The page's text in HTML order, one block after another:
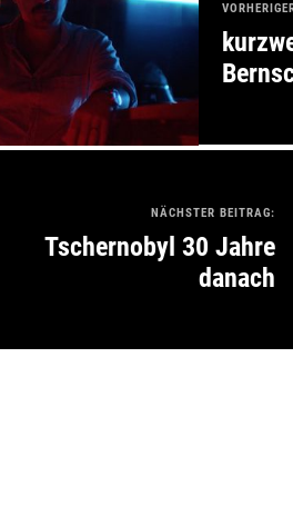
NÄCHSTER BEITRAG:
Tschernobyl 30 Jahre
danach